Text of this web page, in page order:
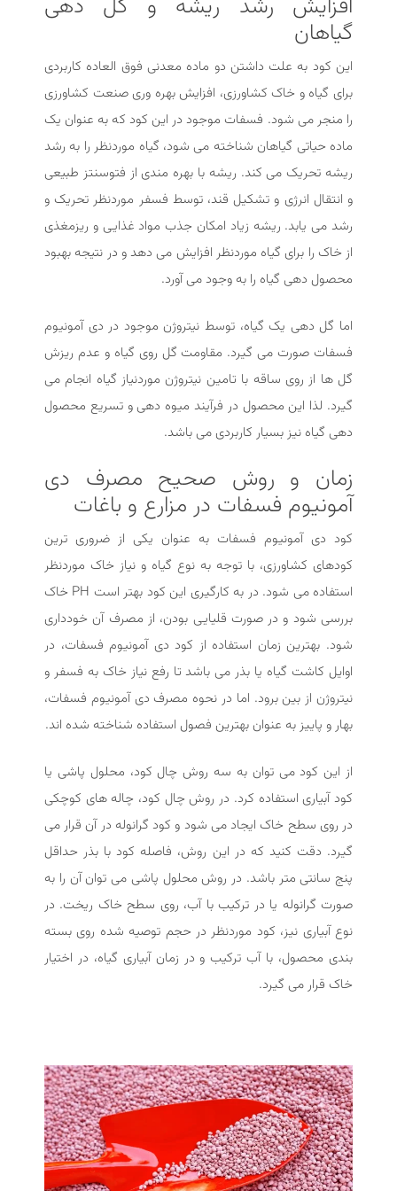
افزایش رشد ریشه و گل‌ دهی
گیاهان
این کود به علت داشتن دو ماده معدنی فوق العاده کاربردی
برای گیاه و خاک کشاورزی، افزایش بهره وری صنعت کشاورزی
را منجر می شود. فسفات موجود در این کود که به عنوان یک
ماده حیاتی گیاهان شناخته می شود، گیاه موردنظر را به رشد
ریشه تحریک می کند. ریشه با بهره مندی از فتوسنتز طبیعی
و انتقال انرژی و تشکیل قند، توسط فسفر موردنظر تحریک و
رشد می یابد. ریشه زیاد امکان جذب مواد غذایی و ریزمغذی
از خاک را برای گیاه موردنظر افزایش می دهد و در نتیجه بهبود
محصول دهی گیاه را به وجود می آورد.
اما گل‌ دهی یک گیاه، توسط نیتروژن موجود در دی آمونیوم
فسفات صورت می گیرد. مقاومت گل روی گیاه و عدم ریزش
گل ها از روی ساقه با تامین نیتروژن موردنیاز گیاه انجام می
گیرد. لذا این محصول در فرآیند میوه دهی و تسریع محصول
دهی گیاه نیز بسیار کاربردی می باشد.
زمان و روش صحیح مصرف دی
آمونیوم فسفات در مزارع و باغات
کود دی آمونیوم فسفات به عنوان یکی از ضروری ترین
کودهای کشاورزی، با توجه به نوع گیاه و نیاز خاک موردنظر
استفاده می شود. در به کارگیری این کود بهتر است PH خاک
بررسی شود و در صورت قلیایی بودن، از مصرف آن خودداری
شود. بهترین زمان استفاده از کود دی آمونیوم فسفات، در
اوایل کاشت گیاه یا بذر می باشد تا رفع نیاز خاک به فسفر و
نیتروژن از بین برود. اما در نحوه مصرف دی آمونیوم فسفات،
بهار و پاییز به عنوان بهترین فصول استفاده شناخته شده اند.
از این کود می توان به سه روش چال کود، محلول پاشی یا
کود آبیاری استفاده کرد. در روش چال کود، چاله های کوچکی
در روی سطح خاک ایجاد می شود و کود گرانوله در آن قرار می
گیرد. دقت کنید که در این روش، فاصله کود با بذر حداقل
پنج سانتی متر باشد. در روش محلول پاشی می توان آن را به
صورت گرانوله یا در ترکیب با آب، روی سطح خاک ریخت. در
نوع آبیاری نیز، کود موردنظر در حجم توصیه شده روی بسته
بندی محصول، با آب ترکیب و در زمان آبیاری گیاه، در اختیار
خاک قرار می گیرد.